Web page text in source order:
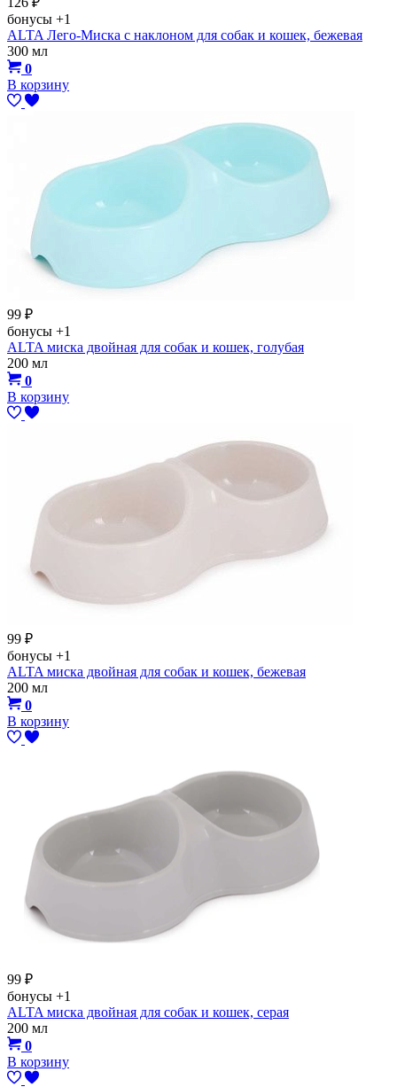
бонусы +1
ALTA Лего-Миска с наклоном для собак и кошек, бежевая
300 мл
0
В корзину
99 ₽
бонусы +1
ALTA миска двойная для собак и кошек, голубая
200 мл
0
В корзину
99 ₽
бонусы +1
ALTA миска двойная для собак и кошек, бежевая
200 мл
0
В корзину
99 ₽
бонусы +1
ALTA миска двойная для собак и кошек, серая
200 мл
0
В корзину